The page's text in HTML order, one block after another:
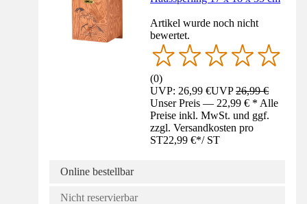
Artikel wurde noch nicht
bewertet.
(0)
UVP: 26,99 €UVP26,99 €
Unser Preis — 22,99 € * Alle
Preise inkl. MwSt. und ggf.
zzgl. Versandkosten pro
ST22,99 €*/ ST
Online bestellbar
Nicht reservierbar